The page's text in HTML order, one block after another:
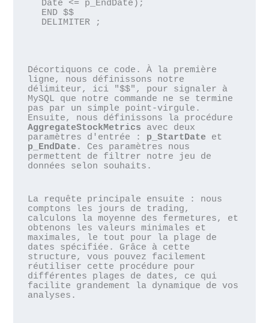
Date <= p_EndDate);
END $$
DELIMITER ;
Décortiquons ce code. À la première
ligne, nous définissons notre
délimiteur, ici "$$", pour signaler à
MySQL que notre commande ne se termine
pas par un simple point-virgule.
AggregateStockMetrics avec deux
paramètres d'entrée : p_StartDate
p_EndDate . Ces paramètres nous
permettent de filtrer notre jeu de
données selon souhaits.
La requête principale ensuite : nous
comptons les jours de trading,
calculons la moyenne des fermetures, et
obtenons les valeurs minimales et
maximales, le tout pour la plage de
dates spécifiée. Grâce à cette
structure, vous pouvez facilement
réutiliser cette procédure pour
différentes plages de dates, ce qui
facilite grandement la dynamique de vos
analyses.